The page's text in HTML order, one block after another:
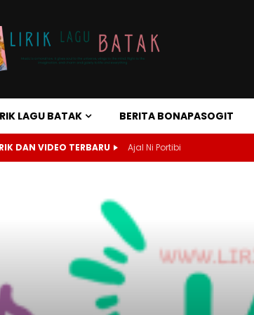
LAGU BATAK BERITA BONAPASOGIT
DAN VIDEO TERBARU Ajal Ni Portibi